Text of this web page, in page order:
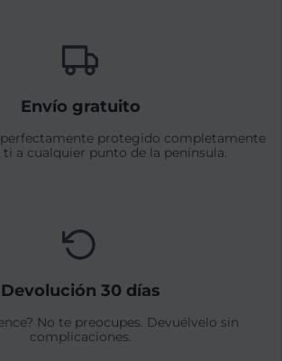
Envío gratuito
perfectamente protegido completamente
ti a cualquier punto de la península.
Devolución 30 días
No te preocupes. Devuélvelo sin
complicaciones.